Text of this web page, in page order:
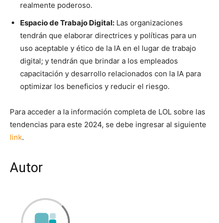
realmente poderoso.
Espacio de Trabajo Digital: Las organizaciones
tendrán que elaborar directrices y políticas para un
uso aceptable y ético de la IA en el lugar de trabajo
digital; y tendrán que brindar a los empleados
capacitación y desarrollo relacionados con la IA para
optimizar los beneficios y reducir el riesgo.
Para acceder a la información completa de LOL sobre las
tendencias para este 2024, se debe ingresar al siguiente
link.
Autor